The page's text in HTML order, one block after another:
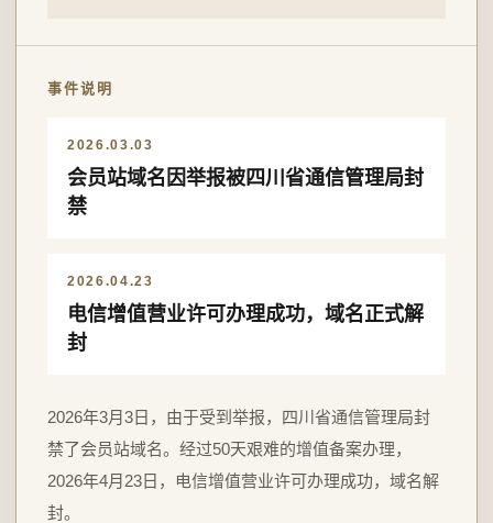
事件说明
2026.03.03
会员站域名因举报被四川省通信管理局封
禁
2026.04.23
电信增值营业许可办理成功，域名正式解
封
2026年3月3日，由于受到举报，四川省通信管理局封
禁了会员站域名。经过50天艰难的增值备案办理，
2026年4月23日，电信增值营业许可办理成功，域名解
封。